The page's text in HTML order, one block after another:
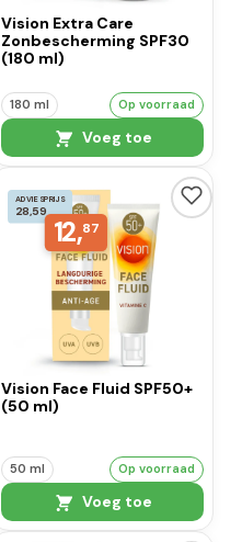
Vision Extra Care
Zonbescherming SPF30
(180 ml)
180 ml Op voorraad
Voeg toe
ADVIESPRIJS
28,59
12,87
Vision Face Fluid SPF50+
(50 ml)
50 ml Op voorraad
Voeg toe